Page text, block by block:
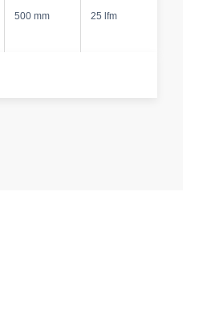
500 mm 25 lfm